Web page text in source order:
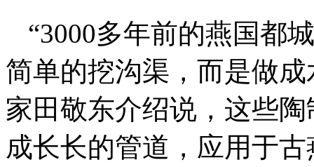
“3000多年前的燕国都
简单的挖沟渠，而是做
家田敬东介绍说，这些
成长长的管道，应用于